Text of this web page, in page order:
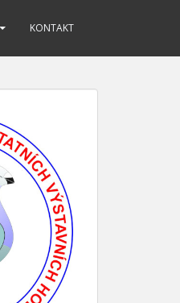
KONTAKT